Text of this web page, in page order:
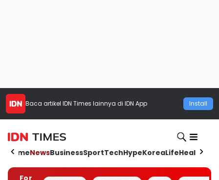
Baca artikel IDN Times lainnya di IDN App Install
HomeNewsBusinessSportTechHypeKoreaLifeHealth
For